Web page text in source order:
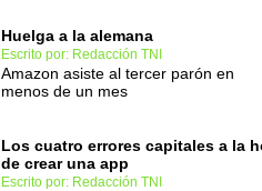
Huelga a la alemana
Escrito por: Redacción TNI
Amazon asiste al tercer parón en
menos de un mes
Los cuatro errores capitales a la
de crear una app
Escrito por: Redacción TNI